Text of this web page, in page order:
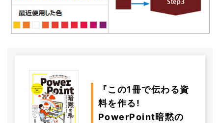
『この1冊で伝わる資
料を作る!
PowerPoint暗黙の